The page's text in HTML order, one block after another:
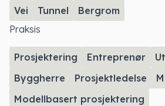
Vei Tunnel
Bergrom
Praksis
Prosjektering Entreprenør
Byggherre
Prosjektledelse
Modellbasert prosjektering